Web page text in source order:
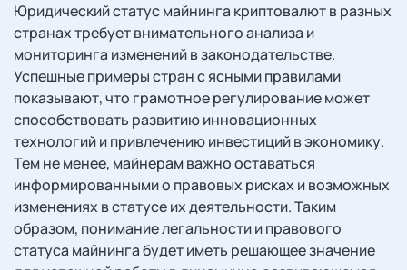
Юридический статус майнинга криптовалют в разных
странах требует внимательного анализа и
мониторинга изменений в законодательстве.
Успешные примеры стран с ясными правилами
показывают, что грамотное регулирование может
способствовать развитию инновационных
технологий и привлечению инвестиций в экономику.
Тем не менее, майнерам важно оставаться
информированными о правовых рисках и возможных
изменениях в статусе их деятельности. Таким
образом, понимание легальности и правового
статуса майнинга будет иметь решающее значение